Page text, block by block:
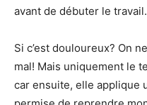
avant de débuter le travail.
Si c’est douloureux? On
mal! Mais uniquement le
car ensuite, elle applique